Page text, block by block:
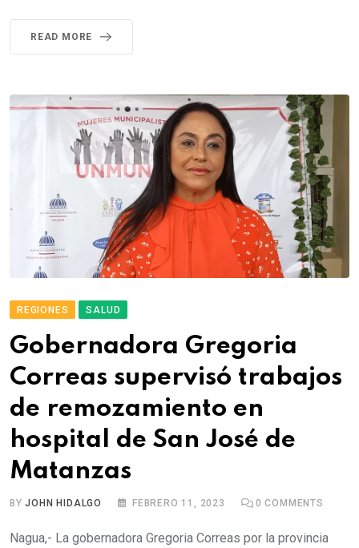
READ MORE
REGIONES SALUD
Gobernadora Gregoria
Correas supervisó trabajos
de remozamiento en
hospital de San José de
Matanzas
BYJOHN HIDALGO FEBRERO 11, 2023 0 COMMENTS
Nagua,- La gobernadora Gregoria Correas por la provincia